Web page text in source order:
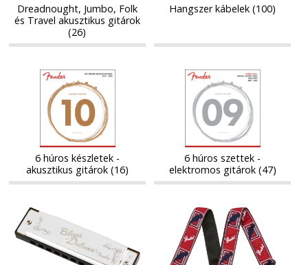
gitárok
gitárok
Dreadnought, Jumbo, Folk
és Travel akusztikus gitárok
(26)
Hangszer kábelek (100)
készletek
akusztikus
gitárok
készletek
akusztikus
gitárok
6 húros készletek -
akusztikus gitárok (16)
elektromos
gitárok
elektromos
gitárok
6 húros szettek -
elektromos gitárok (47)
Szájharmonikák
Szájharmonikák
Szintetikus
anyagból
készült
gitárhevederek
Szintetikus
anyagból
készült
gitárhevederek